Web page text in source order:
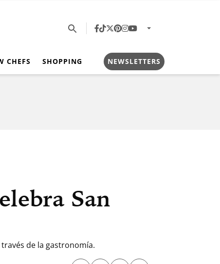
CHEFS SHOPPING NEWSLETTERS
San
de la gastronomía.